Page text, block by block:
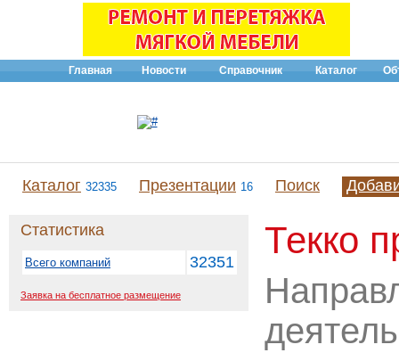
Главная Новости Справочник Каталог
Каталог 32335 Презентации 16 Поиск
Статистика
Всего компаний 32351
Заявка на бесплатное размещение
Текко